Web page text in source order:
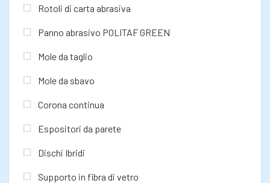
Rotoli di carta abrasiva
Panno abrasivo POLITAF GREEN
Mole da taglio
Mole da sbavo
Corona continua
Espositori da parete
Dischi Ibridi
Supporto in fibra di vetro